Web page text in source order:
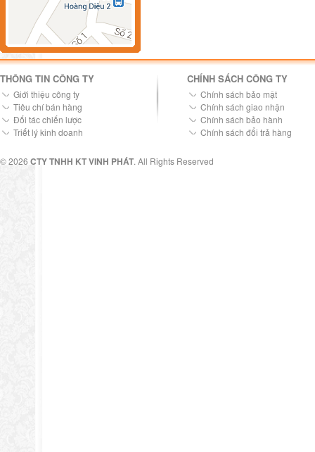
THÔNG TIN CÔNG TY
Giới thiệu công ty
Tiêu chí bán hàng
Đối tác chiến lược
Triết lý kinh doanh
CHÍNH SÁCH CÔNG TY
Chính sách bảo mật
Chính sách giao nhận
Chính sách bảo hành
Chính sách đổi trả hàng
© 2026 CTY TNHH KT VINH PHÁT. All Rights Reserved